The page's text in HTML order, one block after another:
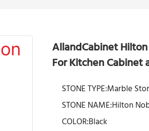
AllandCabinet
For Kitchen Cabinet
STONE TYPE:Marble
STONE NAME:Hilton
COLOR:Black